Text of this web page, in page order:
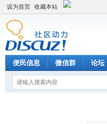
设为首页 收藏本站
便民信息 微信群 论坛